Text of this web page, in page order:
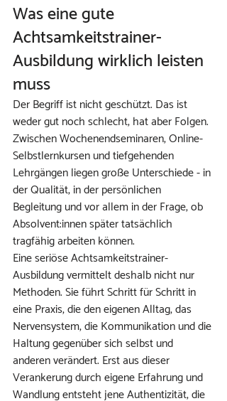
Was eine gute
Achtsamkeitstrainer-
Ausbildung wirklich leisten
muss
Der Begriff ist nicht geschützt. Das ist
weder gut noch schlecht, hat aber Folgen.
Zwischen Wochenendseminaren, Online-
Selbstlernkursen und tiefgehenden
Lehrgängen liegen große Unterschiede - in
der Qualität, in der persönlichen
Begleitung und vor allem in der Frage, ob
Absolvent:innen später tatsächlich
tragfähig arbeiten können.
Eine seriöse Achtsamkeitstrainer-
Ausbildung vermittelt deshalb nicht nur
Methoden. Sie führt Schritt für Schritt in
eine Praxis, die den eigenen Alltag, das
Nervensystem, die Kommunikation und die
Haltung gegenüber sich selbst und
anderen verändert. Erst aus dieser
Verankerung durch eigene Erfahrung und
Wandlung entsteht jene Authentizität, die